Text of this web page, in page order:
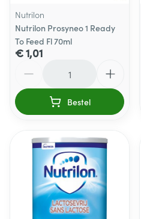
Nutrilon
Nutrilon Prosyneo 1 Ready
To Feed Fl 70ml
€ 1,01
Bestel